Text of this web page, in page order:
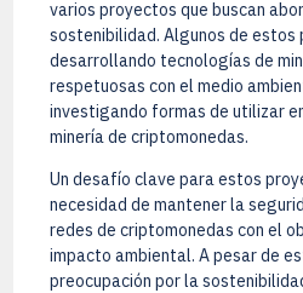
varios proyectos que buscan
sostenibilidad. Algunos de estos
desarrollando tecnologías de
respetuosas con el medio
investigando formas de utilizar
minería de criptomonedas.
Un desafío clave para estos
necesidad de mantener la
redes de criptomonedas con el
impacto ambiental. A pesar de
preocupación por la